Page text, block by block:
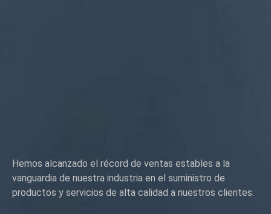
Hemos alcanzado el récord de ventas estables a la
vanguardia de nuestra industria en el suministro de
productos y servicios de alta calidad a nuestros clientes.